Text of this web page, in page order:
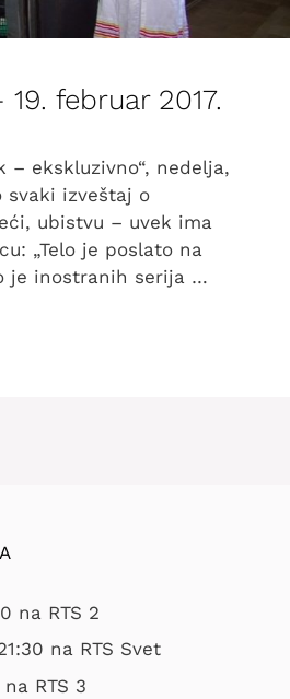
februar 2017.
– ekskluzivno“, nedelja,
svaki izveštaj o
ubistvu – uvek ima
„Telo je poslato na
je inostranih serija …
na RTS 2
na RTS Svet
RTS 3